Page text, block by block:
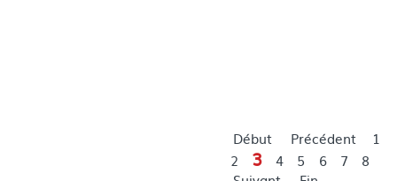
Début Précédent
1
2
3 4 5 6 7
8